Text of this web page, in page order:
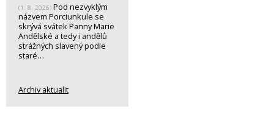
(1. 8. 2026) Pod nezvyklým
názvem Porciunkule se
skrývá svátek Panny Marie
Andělské a tedy i andělů
strážných slavený podle
staré…
Archiv aktualit